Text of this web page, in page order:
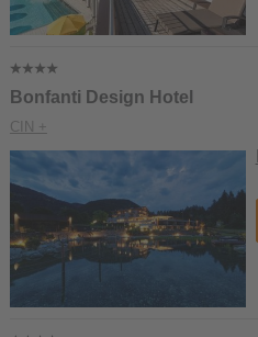
Bonfanti Design Hotel
CIN +